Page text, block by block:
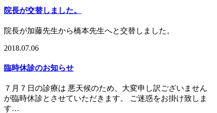
院長が交替しました。
院長が加藤先生から橋本先生へと交替しました。
2018.07.06
臨時休診のお知らせ
７月７日の診療は 悪天候のため、大変申し訳ございません
が臨時休診とさせていただきます。 ご迷惑をお掛け致しま
す…